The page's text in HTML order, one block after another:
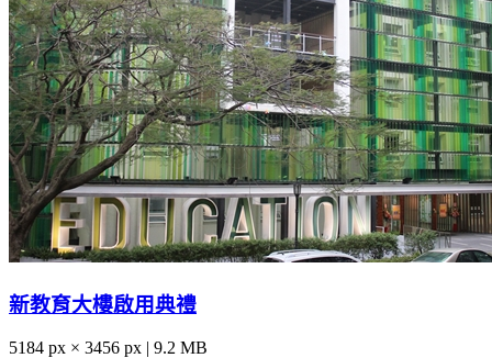
新教育大樓啟用典禮
5184 px × 3456 px | 9.2 MB